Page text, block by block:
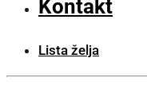
Kontakt
Lista želja